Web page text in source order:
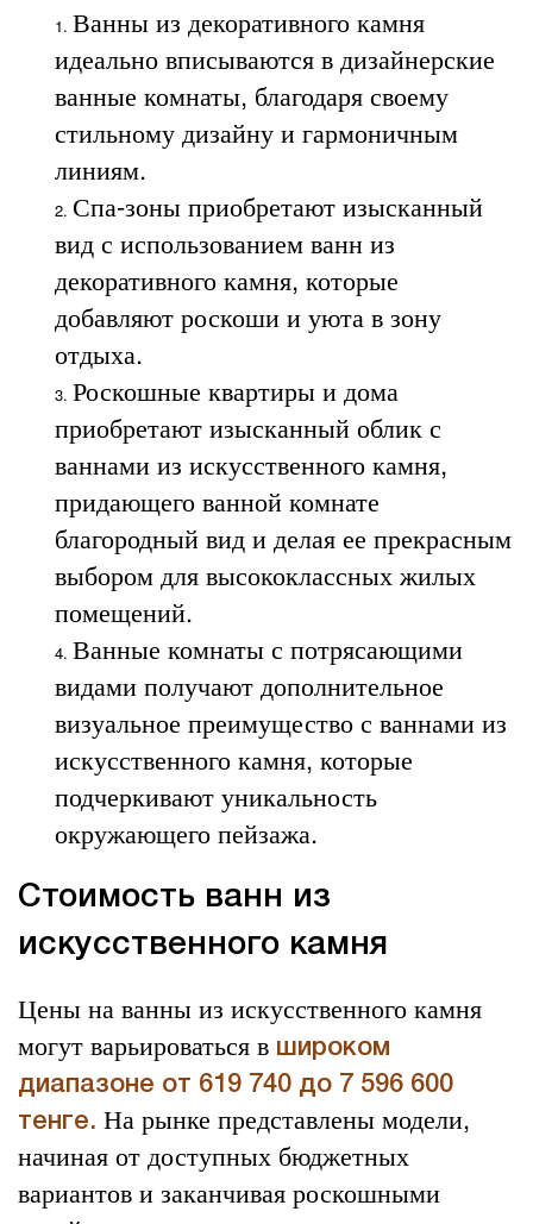
Ванны из декоративного камня
идеально вписываются в дизайнерские
ванные комнаты, благодаря своему
стильному дизайну и гармоничным
линиям.
Спа-зоны приобретают изысканный
вид с использованием ванн из
декоративного камня, которые
добавляют роскоши и уюта в зону
отдыха.
Роскошные квартиры и дома
приобретают изысканный облик с
ваннами из искусственного камня,
придающего ванной комнате
благородный вид и делая ее прекрасным
выбором для высококлассных жилых
помещений.
Ванные комнаты с потрясающими
видами получают дополнительное
визуальное преимущество с ваннами из
искусственного камня, которые
подчеркивают уникальность
окружающего пейзажа.
Стоимость ванн из
искусственного камня
Цены на ванны из искусственного камня
могут варьироваться в широком
диапазоне от 619 740 до 7 596 600
тенге. На рынке представлены модели,
начиная от доступных бюджетных
вариантов и заканчивая роскошными